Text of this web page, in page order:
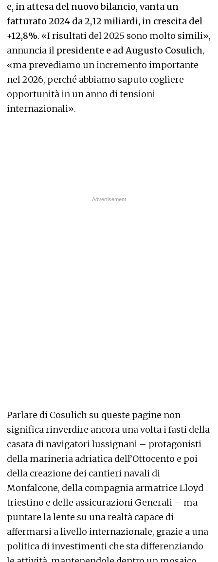
e, in attesa del nuovo bilancio, vanta un
fatturato 2024 da 2,12 miliardi, in crescita del
+12,8%. «I risultati del 2025 sono molto simili»,
annuncia il presidente e ad Augusto Cosulich,
«ma prevediamo un incremento importante
nel 2026, perché abbiamo saputo cogliere
opportunità in un anno di tensioni
internazionali».
Parlare di Cosulich su queste pagine non
significa rinverdire ancora una volta i fasti della
casata di navigatori lussignani – protagonisti
della marineria adriatica dell’Ottocento e poi
della creazione dei cantieri navali di
Monfalcone, della compagnia armatrice Lloyd
triestino e delle assicurazioni Generali – ma
puntare la lente su una realtà capace di
affermarsi a livello internazionale, grazie a una
politica di investimenti che sta differenziando